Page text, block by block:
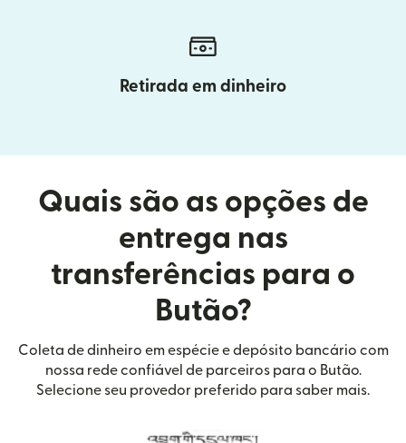
Retirada em dinheiro
Quais são as opções de
entrega nas
transferências para o
Butão?
Coleta de dinheiro em espécie e depósito bancário com
nossa rede confiável de parceiros para o Butão.
Selecione seu provedor preferido para saber mais.